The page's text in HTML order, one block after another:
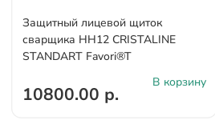
Защитный лицевой щиток
сварщика НН12 CRISTALINE
STANDARТ Favori®T
10800.00 р.
В корзину